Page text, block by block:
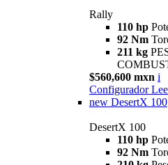
Rally
110 hp
92 Nm
211 kg
$560,600 mxn i
Configurador
new DesertX 100
DesertX 100
110 hp
92 Nm